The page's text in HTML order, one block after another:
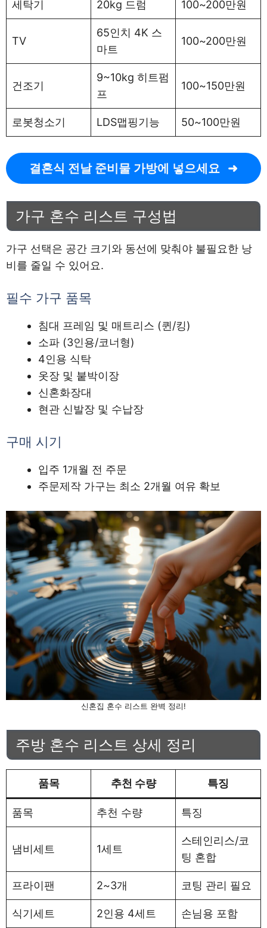
세탁기 20kg 드럼 100~200만원
TV
65인치 4K 스
마트
100~200만원
건조기
9~10kg 히트펌
프
100~150만원
로봇청소기 LDS맵핑기능 50~100만원
결혼식 전날 준비물 가방에 넣으세요
가구 혼수 리스트 구성법
가구 선택은 공간 크기와 동선에 맞춰야 불필요한 낭
비를 줄일 수 있어요.
필수 가구 품목
침대 프레임 및 매트리스 (퀸/킹)
소파 (3인용/코너형)
4인용 식탁
옷장 및 붙박이장
신혼화장대
현관 신발장 및 수납장
구매 시기
입주 1개월 전 주문
주문제작 가구는 최소 2개월 여유 확보
신혼집 혼수 리스트 완벽 정리!
주방 혼수 리스트 상세 정리
품목 추천 수량 특징
품목 추천 수량 특징
냄비세트 1세트
스테인리스/코
팅 혼합
프라이팬 2~3개 코팅 관리 필요
식기세트 2인용 4세트 손님용 포함